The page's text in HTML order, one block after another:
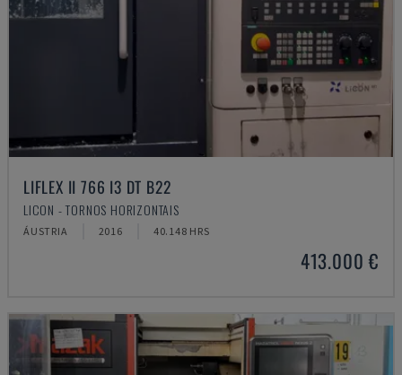
LIFLEX II 766 I3 DT B22
LICON - TORNOS HORIZONTAIS
ÁUSTRIA 2016 40.148 HRS
413.000 €